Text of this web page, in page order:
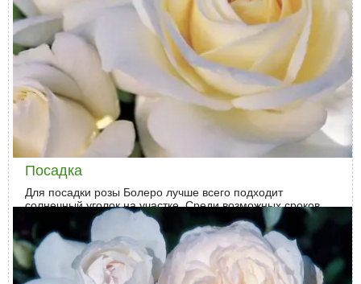
Использование в ландшафтном дизайне
Болеро – волшебная, очень светлая, практически белая
роза, считается одной из лучших в своем роде.
Безусловно, что такой куст в любом случае будет
настоящим украшением любого сада. И неважно,
используется ли сорт для одиночной посадки либо для
групповой. Розы Болеро отлично подходят для создания
бордюров, клумб. А также идеально сочетаются с
разными многолетниками. Потрясающие кремово-белые
букеты, имеющие оттенки бежевого, сливочного,
розового, будут радовать на протяжении всего лета.
Посадка
Для посадки розы Болеро лучше всего подходит
солнечный уголок на участке. Среди возможных сроков
для высадки растения специалисты выделяют март-
апрель, май, а также сентябрь-октябрь.
Выращивание и уход
Флорибундам, к которым относится сорт Болеро, важны